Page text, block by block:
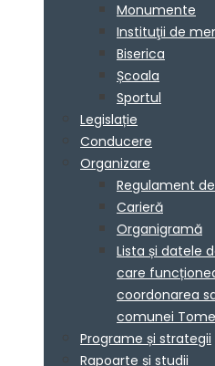
Monumente
Instituţii de
Biserica
Școala
Sportul
Legislație
Conducere
Organizare
Regulament
Carieră
Organigramă
Lista și datele
care
coordonarea
comunei
Programe și strategii
Rapoarte și studii